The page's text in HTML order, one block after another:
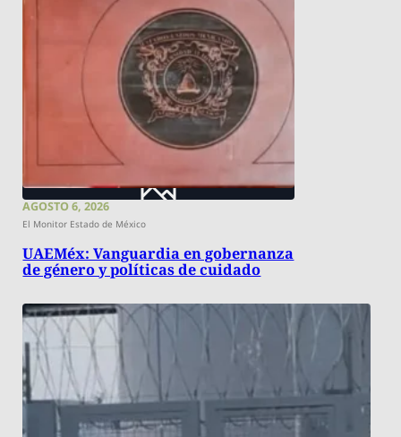
AGOSTO 6, 2026
El Monitor Estado de México
UAEMéx: Vanguardia en gobernanza
de género y políticas de cuidado